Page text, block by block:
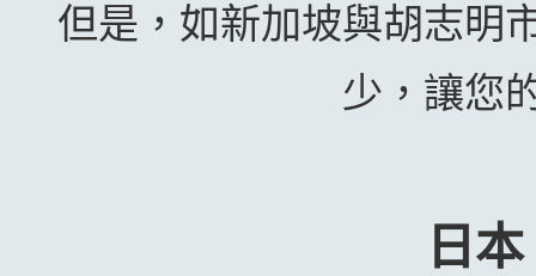
但是，如新加坡與胡志明
少，讓您
日